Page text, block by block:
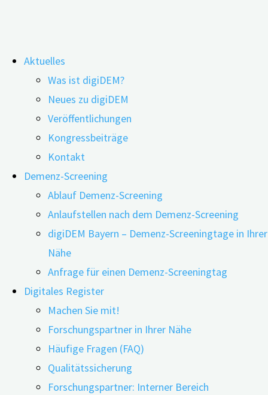
Inhalt
springen
Aktuelles
Was ist digiDEM?
Neues zu digiDEM
Veröffentlichungen
Kongressbeiträge
Kontakt
Demenz-Screening
Ablauf Demenz-Screening
Anlaufstellen nach dem Demenz-Screening
digiDEM Bayern – Demenz-Screeningtage in Ihrer
Nähe
Anfrage für einen Demenz-Screeningtag
Digitales Register
Machen Sie mit!
Forschungspartner in Ihrer Nähe
Häufige Fragen (FAQ)
Qualitätssicherung
Forschungspartner: Interner Bereich
digiDEM Bayern „SCHLAGLICHT – Neue
Medikamente gegen Demenz“
08.09.202511.09.2025
SCHLAGLICHT – Neue Medikamente gegen Demenz
heißt unsere achtteilige Reihe rund um neue Wirkstoffe
zur Behandlung der Alzheimer-Erkrankung.
„Schlaglichtartig“ stellen möchten wir Ihnen das
facettenreiche Thema „Neue Demenz-Medikamente
und Herausforderungen für die Alltagsversorgung“
nahebringen.
Diese neuen Medikamente richten sich an Menschen in
einem frühen Erkrankungsstadium oder in der Phase der
Leichten Kognitiven Beeinträchtigung (Mild Cognitive
Impairment, MCI). Doch die neuen Medikamente werden
in der Wissenschaft und unter anerkannten Fachexperten